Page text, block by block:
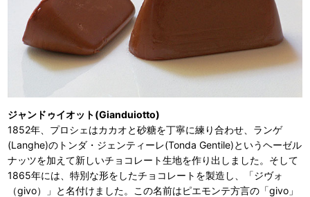
ジャンドゥイオット(Gianduiotto)
1852年、プロシェはカカオと砂糖を丁寧に練り合わせ、ランゲ
(Langhe)のトンダ・ジェンティーレ(Tonda Gentile)というヘーゼル
ナッツを加えて新しいチョコレート生地を作り出しました。そして
1865年には、特別な形をしたチョコレートを製造し、「ジヴォ
（givo）」と名付けました。この名前はピエモンテ方言の「givo」